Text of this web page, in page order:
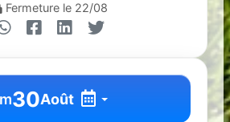
Fermeture le 22/08
30Août